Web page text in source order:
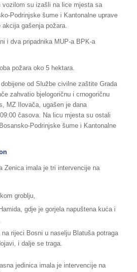
vozilom su izašli na lice mjesta sa
Podrinjske šume i Kantonalne uprave
gašenja požara.
i dva pripadnika MUP-a BPK-a
požara oko 5 hektara.
od Službe civilne zaštite Grada
zahvatio bjelogoričnu i crnogoričnu
MZ Ilovača, ugašen je dana
časova. Na licu mjesta su ostali
Podrinjske šume i Kantonalne
Zenica imala je tri intervencije na
groblju,
gdje je gorjela napuštena kuća i
rijeci Bosni u naselju Blatuša potraga
i dalje se traga.
jedinica imala je intervencije na